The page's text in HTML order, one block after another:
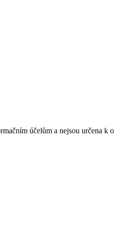
účelům a nejsou určena k